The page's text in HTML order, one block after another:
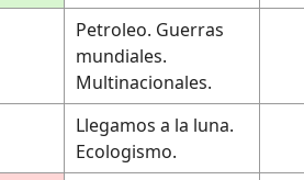
Petroleo. Guerras
mundiales.
Multinacionales.
Llegamos a la luna.
Ecologismo.